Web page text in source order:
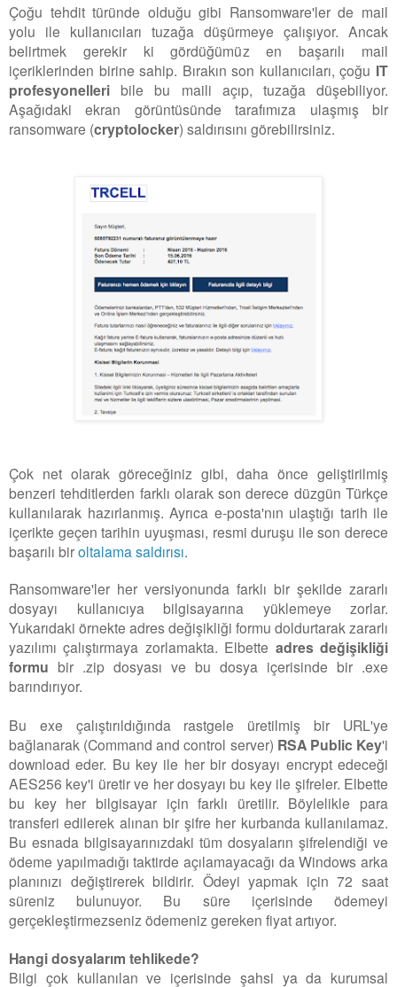
Çoğu tehdit türünde olduğu gibi Ransomware'ler de mail
yolu ile kullanıcıları tuzağa düşürmeye çalışıyor. Ancak
belirtmek gerekir ki gördüğümüz en başarılı mail
içeriklerinden birine sahip. Bırakın son kullanıcıları, çoğu IT
profesyonelleri bile bu maili açıp, tuzağa düşebiliyor.
Aşağıdaki ekran görüntüsünde tarafımıza ulaşmış bir
ransomware (cryptolocker) saldırısını görebilirsiniz.
Çok net olarak göreceğiniz gibi, daha önce geliştirilmiş
benzeri tehditlerden farklı olarak son derece düzgün Türkçe
kullanılarak hazırlanmış. Ayrıca e-posta'nın ulaştığı tarih ile
içerikte geçen tarihin uyuşması, resmi duruşu ile son derece
başarılı biroltalama saldırısı.
Ransomware'ler her versiyonunda farklı bir şekilde zararlı
dosyayı kullanıcıya bilgisayarına yüklemeye zorlar.
Yukarıdaki örnekte adres değişikliği formu doldurtarak zararlı
yazılımı çalıştırmaya zorlamakta. Elbette adres değişikliği
formu bir .zip dosyası ve bu dosya içerisinde bir .exe
barındırıyor.
Bu exe çalıştırıldığında rastgele üretilmiş bir URL'ye
bağlanarak (Command and control server) RSA Public Key'i
download eder. Bu key ile her bir dosyayı encrypt edeceği
AES256 key'i üretir ve her dosyayı bu key ile şifreler. Elbette
bu key her bilgisayar için farklı üretilir. Böylelikle para
transferi edilerek alınan bir şifre her kurbanda kullanılamaz.
Bu esnada bilgisayarınızdaki tüm dosyaların şifrelendiği ve
ödeme yapılmadığı taktirde açılamayacağı da Windows arka
planınızı değiştirerek bildirir. Ödeyi yapmak için 72 saat
süreniz bulunuyor. Bu süre içerisinde ödemeyi
gerçekleştirmezseniz ödemeniz gereken fiyat artıyor.
Hangi dosyalarım tehlikede?
Bilgi çok kullanılan ve içerisinde şahsi ya da kurumsal